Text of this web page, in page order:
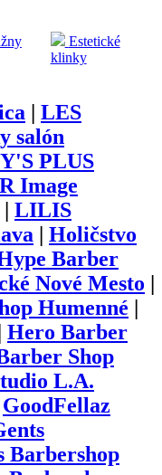
Estetické
klinky
LES
salón
PLUS
Image
LILIS
Holičstvo
Barber
Nové Mesto
Humenné
Hero Barber
Shop
L.A.
GoodFellaz
Barbershop